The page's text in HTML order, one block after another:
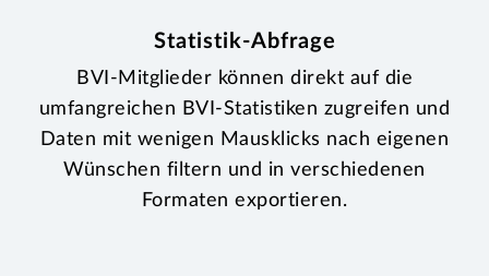
Statistik-Abfrage
BVI-Mitglieder können direkt auf die
umfangreichen BVI-Statistiken zugreifen und
Daten mit wenigen Mausklicks nach eigenen
Wünschen filtern und in verschiedenen
Formaten exportieren.